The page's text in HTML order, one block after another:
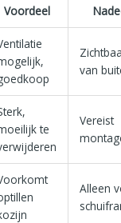
Voordeel
van
te
Vereist
Alleen